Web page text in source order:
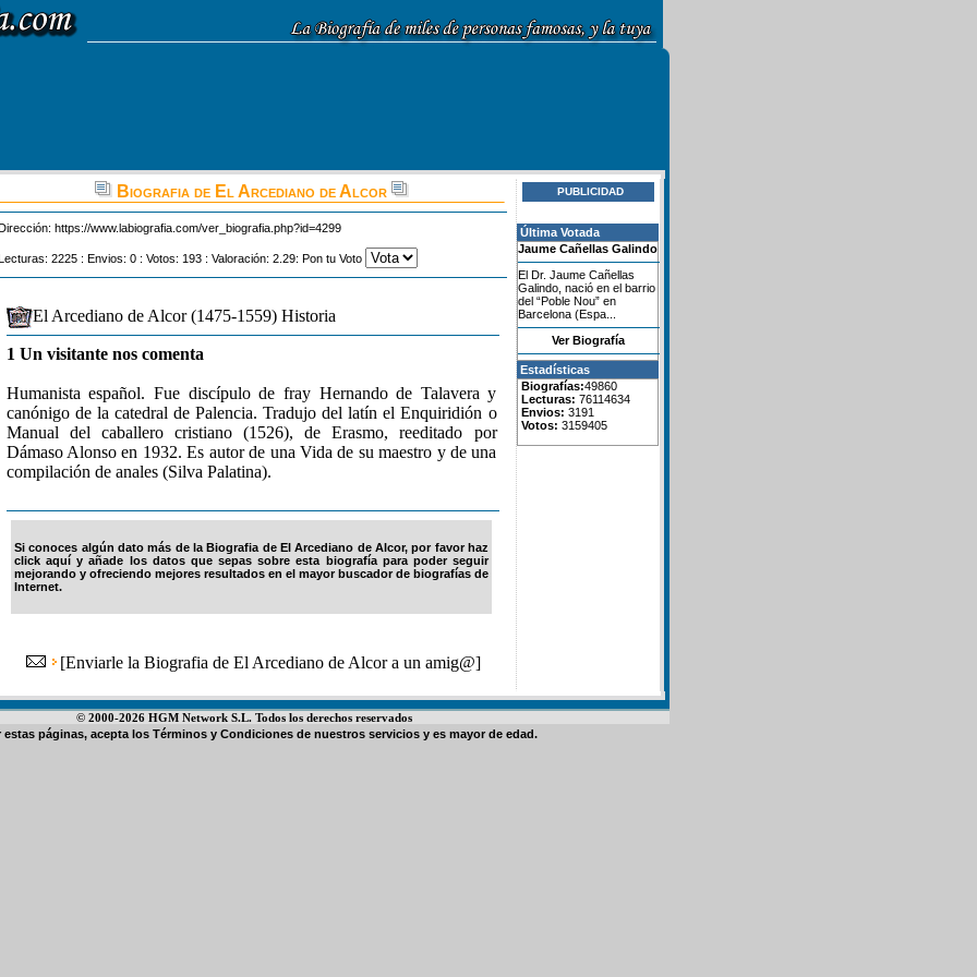
Biografia de El Arcediano de Alcor
https://www.labiografia.com/ver_biografia.php?id=4299
2225 : Envios: 0 : Votos: 193 : Valoración: 2.29: Pon tu Voto
El Arcediano de Alcor (1475-1559) Historia
1 Un visitante nos comenta
Humanista español. Fue discípulo de fray Hernando de Talavera y
canónigo de la catedral de Palencia. Tradujo del latín el Enquiridión o
Manual del caballero cristiano (1526), de Erasmo, reeditado por
Dámaso Alonso en 1932. Es autor de una Vida de su maestro y de una
compilación de anales (Silva Palatina).
Si conoces algún dato más de la Biografia de El Arcediano de Alcor, por favor haz
click aquí y añade los datos que sepas sobre esta biografía para poder seguir
mejorando y ofreciendo mejores resultados en el mayor buscador de biografías de
Internet.
[Enviarle la Biografia de El Arcediano de Alcor a un amig@]
PUBLICIDAD
Última Votada
Jaume Cañellas Galindo
El Dr. Jaume Cañellas
Galindo, nació en el barrio
del “Poble Nou” en
Barcelona (Espa...
Ver Biografía
Estadísticas
Biografías:49860
Lecturas: 76114634
Envios: 3191
Votos: 3159405
© 2000-2026 HGM Network S.L. Todos los derechos reservados
estas páginas, acepta los Términos y Condiciones de nuestros servicios y es mayor de edad.